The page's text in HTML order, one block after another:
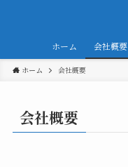
ホーム 会社概要
ホーム 会社概要
会社概要